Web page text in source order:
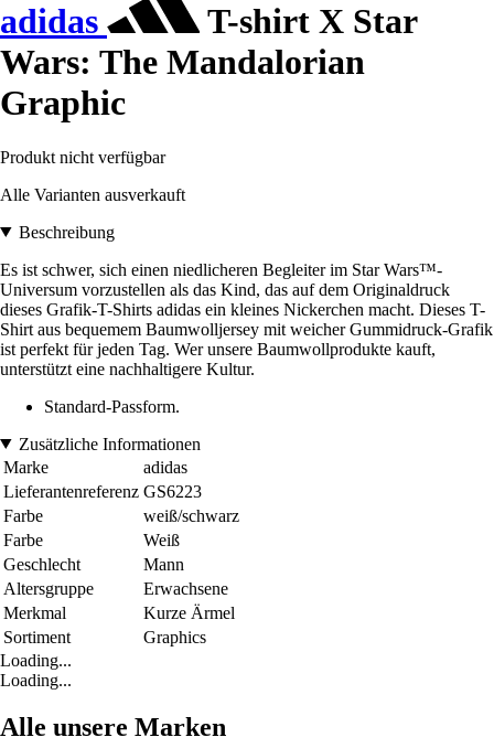
adidas
T-shirt X Star
Wars: The Mandalorian
Graphic
Produkt nicht verfügbar
Alle Varianten ausverkauft
Beschreibung
Es ist schwer, sich einen niedlicheren Begleiter im Star Wars™-
Universum vorzustellen als das Kind, das auf dem Originaldruck
dieses Grafik-T-Shirts adidas ein kleines Nickerchen macht. Dieses T-
Shirt aus bequemem Baumwolljersey mit weicher Gummidruck-Grafik
ist perfekt für jeden Tag. Wer unsere Baumwollprodukte kauft,
unterstützt eine nachhaltigere Kultur.
Standard-Passform.
Zusätzliche Informationen
Marke
adidas
Lieferantenreferenz GS6223
Farbe
weiß/schwarz
Farbe
Weiß
Geschlecht
Mann
Altersgruppe
Erwachsene
Merkmal
Kurze Ärmel
Sortiment
Graphics
Loading...
Loading...
Alle unsere Marken